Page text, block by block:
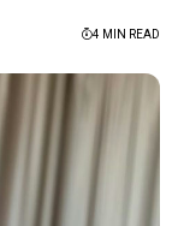
4 MIN READ